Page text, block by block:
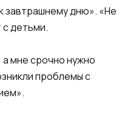
завтрашнему дню». «Не
детьми.
мне срочно нужно
проблемы с